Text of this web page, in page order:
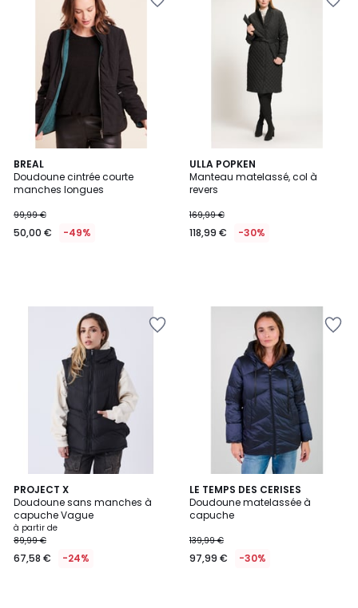
BREAL
Doudoune cintrée courte
manches longues
99,99 €
50,00 € -49%
ULLA POPKEN
Manteau matelassé, col à
revers
169,99 €
118,99 € -30%
PROJECT X
Doudoune sans manches à
capuche Vague
à partir de
89,99 €
67,58 € -24%
LE TEMPS DES CERISES
Doudoune matelassée à
capuche
139,99 €
97,99 € -30%